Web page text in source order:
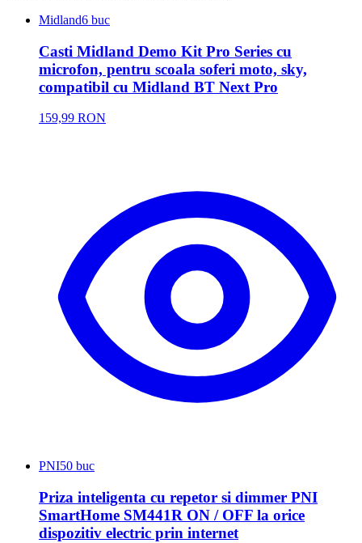
Midland6 buc
Casti Midland Demo Kit Pro Series cu
microfon, pentru scoala soferi moto, sky,
compatibil cu Midland BT Next Pro
159,99 RON
PNI50 buc
Priza inteligenta cu repetor si dimmer PNI
SmartHome SM441R ON / OFF la orice
dispozitiv electric prin internet